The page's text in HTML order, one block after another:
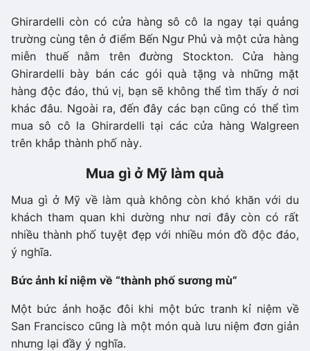
Ghirardelli còn có cửa hàng sô cô la ngay tại quảng
trường cùng tên ở điểm Bến Ngư Phủ và một cửa hàng
miễn thuế nằm trên đường Stockton. Cửa hàng
Ghirardelli bày bán các gói quà tặng và những mặt
hàng độc đáo, thú vị, bạn sẽ không thể tìm thấy ở nơi
khác đâu. Ngoài ra, đến đây các bạn cũng có thể tìm
mua sô cô la Ghirardelli tại các cửa hàng Walgreen
trên khắp thành phố này.
Mua gì ở Mỹ làm quà
Mua gì ở Mỹ về làm quà không còn khó khăn với du
khách tham quan khi dường như nơi đây còn có rất
nhiều thành phố tuyệt đẹp với nhiều món đồ độc đáo,
ý nghĩa.
Bức ảnh kỉ niệm về “thành phố sương mù”
Một bức ảnh hoặc đôi khi một bức tranh kỉ niệm về
San Francisco cũng là một món quà lưu niệm đơn giản
nhưng lại đầy ý nghĩa.